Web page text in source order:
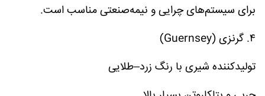
برای سیستم‌های چرایی و نیمه‌صنعتی مناسب است.
۴. گرنزی (Guernsey)
تولیدکننده شیری با رنگ زرد–طلایی